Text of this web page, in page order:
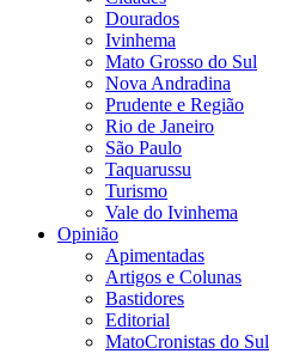
Dourados
Ivinhema
Mato Grosso do Sul
Nova Andradina
Prudente e Região
Rio de Janeiro
São Paulo
Taquarussu
Turismo
Vale do Ivinhema
Opinião
Apimentadas
Artigos e Colunas
Bastidores
Editorial
MatoCronistas do Sul